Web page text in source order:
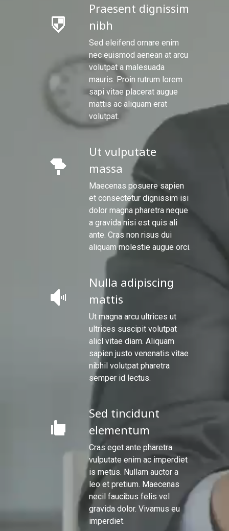
Praesent dignissim
nibh
Sed eleifend ornare enim
nec euismod aenean at arcu
volutpat a malesuada
mauris. Proin rutrum lorem
sapi vitae placerat augue
mattis ac aliquam erat
volutpat.
Ut vulputate
massa
Maecenas posuere sapien
et consectetur dignissim isi
dolor magna pharetra neque
a gravida nisi est quis ali
ante. Cras non risus dui
aliquam molestie augue orci.
Nulla adipiscing
mattis
Ut magna arcu ultrices ut
ultrices suscipit volutpat
alicl vitae diam. Aliquam
sapien justo venenatis vitae
nibhil volutpat pharetra
semper id lectus.
Sed tincidunt
elementum
Cras eget ante pharetra
vulputate enim ac imperdiet
is metus. Nullam auctor a
leo et pretium. Maecenas
necil faucibus felis vel
gravida dolor. Vivamus eu
imperdiet.